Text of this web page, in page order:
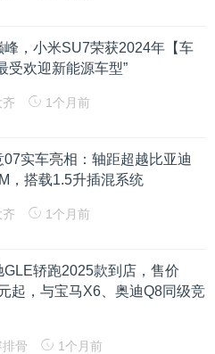
峰，小米SU7荣获2024年【车
受欢迎新能源车型”
齐 1个月前
07实车亮相：轴距超越比亚迪
，搭载1.5升插混系统
齐 1个月前
GLE轿跑2025款到店，售价
起，与宝马X6、奥迪Q8同级竞
骨 1个月前